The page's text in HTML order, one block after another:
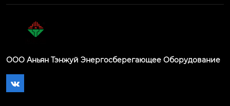
ООО Аньян Тэнжуй Энергосберегающее Оборудование
